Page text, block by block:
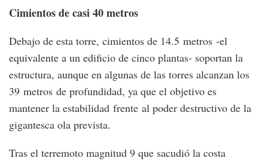
Cimientos de casi 40 metros
Debajo de esta torre, cimientos de 14.5 metros -el
equivalente a un edificio de cinco plantas- soportan la
estructura, aunque en algunas de las torres alcanzan los
39 metros de profundidad, ya que el objetivo es
mantener la estabilidad frente al poder destructivo de la
gigantesca ola prevista.
Tras el terremoto magnitud 9 que sacudió la costa